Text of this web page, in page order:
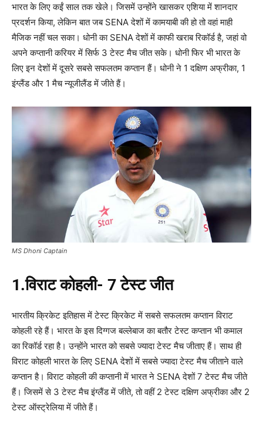
भारत के लिए कईं साल तक खेले। जिसमें उन्होंने खासकर एशिया में शानदार
प्रदर्शन किया, लेकिन बात जब SENA देशों में कामयाबी की हो तो वहां माही
मैजिक नहीं चल सका। धोनी का SENA देशों में काफी खराब रिकॉर्ड है, जहां वो
अपने कप्तानी करियर में सिर्फ 3 टेस्ट मैच जीत सके। धोनी फिर भी भारत के
लिए इन देशों में दूसरे सबसे सफलतम कप्तान हैं। धोनी ने 1 दक्षिण अफ्रीका, 1
इंग्लैंड और 1 मैच न्यूजीलैंड में जीते हैं।
MS Dhoni Captain
1.विराट कोहली- 7 टेस्ट जीत
भारतीय क्रिकेट इतिहास में टेस्ट क्रिकेट में सबसे सफलतम कप्तान विराट
कोहली रहे हैं। भारत के इस दिग्गज बल्लेबाज का बतौर टेस्ट कप्तान भी कमाल
का रिकॉर्ड रहा है। उन्होंने भारत को सबसे ज्यादा टेस्ट मैच जीताए हैं। साथ ही
विराट कोहली भारत के लिए SENA देशों में सबसे ज्यादा टेस्ट मैच जीताने वाले
कप्तान है। विराट कोहली की कप्तानी में भारत ने SENA देशों 7 टेस्ट मैच जीते
हैं। जिसमें से 3 टेस्ट मैच इंग्लैंड में जीते, तो वहीं 2 टेस्ट दक्षिण अफ्रीका और 2
टेस्ट ऑस्ट्रेलिया में जीते हैं।